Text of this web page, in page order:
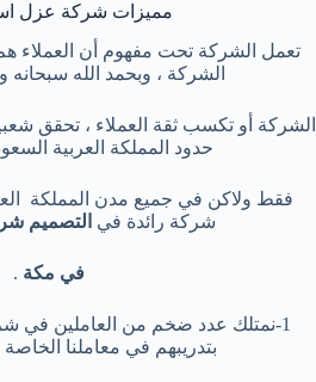
مميزات شركة عزل
تعمل الشركة تحت مفهوم أن العملاء
الشركة ، وبحمد الله
الشركة أو تكسب ثقة العملاء ، تحقق
حدود المملكة العربية
فقط ولاكن في جميع مدن المملكة
شركة رائدة في التصميم
في مكة .
1-نمتلك عدد ضخم من العاملين في
بتدريبهم في معاملنا الخاصة